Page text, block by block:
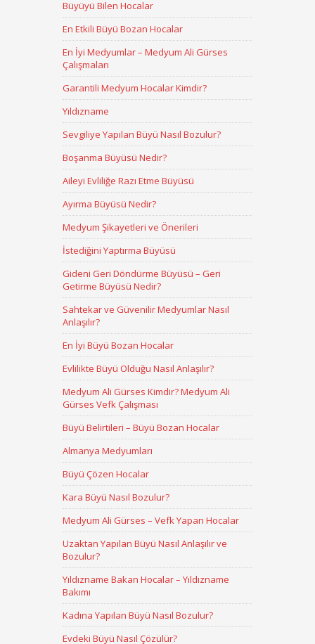
Büyüyü Bilen Hocalar
En Etkili Büyü Bozan Hocalar
En İyi Medyumlar – Medyum Ali Gürses
Çalışmaları
Garantili Medyum Hocalar Kimdir?
Yıldızname
Sevgiliye Yapılan Büyü Nasıl Bozulur?
Boşanma Büyüsü Nedir?
Aileyi Evliliğe Razı Etme Büyüsü
Ayırma Büyüsü Nedir?
Medyum Şikayetleri ve Önerileri
İstediğini Yaptırma Büyüsü
Gideni Geri Döndürme Büyüsü – Geri
Getirme Büyüsü Nedir?
Sahtekar ve Güvenilir Medyumlar Nasıl
Anlaşılır?
En İyi Büyü Bozan Hocalar
Evlilikte Büyü Olduğu Nasıl Anlaşılır?
Medyum Ali Gürses Kimdir? Medyum Ali
Gürses Vefk Çalışması
Büyü Belirtileri – Büyü Bozan Hocalar
Almanya Medyumları
Büyü Çözen Hocalar
Kara Büyü Nasıl Bozulur?
Medyum Ali Gürses – Vefk Yapan Hocalar
Uzaktan Yapılan Büyü Nasıl Anlaşılır ve
Bozulur?
Yıldızname Bakan Hocalar – Yıldızname
Bakımı
Kadına Yapılan Büyü Nasıl Bozulur?
Evdeki Büyü Nasıl Çözülür?